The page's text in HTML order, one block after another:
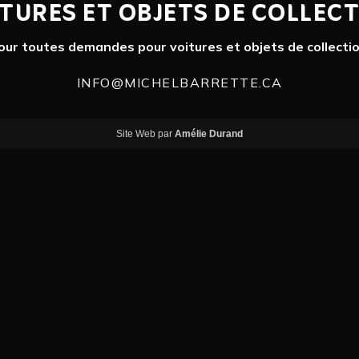
ET OBJETS DE
toutes demandes pour voitures et objets de
INFO@MICHELBARRETTE.CA
Site Web par Amélie Durand